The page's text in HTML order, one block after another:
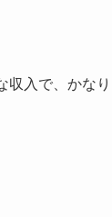
収入で、かなり